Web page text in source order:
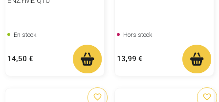
En stock
Prix
14,50 €
Hors stock
Prix
13,99 €
favorite_border favorite_border